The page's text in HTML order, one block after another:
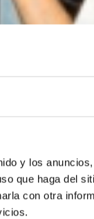
y los
que haga del
con otra